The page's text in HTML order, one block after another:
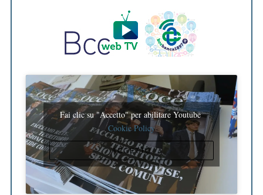
Fai clic su "Accetto" per abilitare Youtube
Cookie Policy
ACCETTO